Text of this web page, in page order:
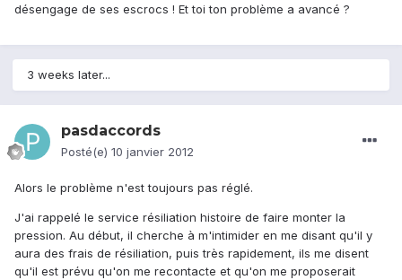
désengage de ses escrocs ! Et toi ton problème a avancé ?
3 weeks later...
pasdaccords
Posté(e) 10 janvier 2012
Alors le problème n'est toujours pas réglé.
J'ai rappelé le service résiliation histoire de faire monter la
pression. Au début, il cherche à m'intimider en me disant qu'il y
aura des frais de résiliation, puis très rapidement, ils me disent
qu'il est prévu qu'on me recontacte et qu'on me proposerait